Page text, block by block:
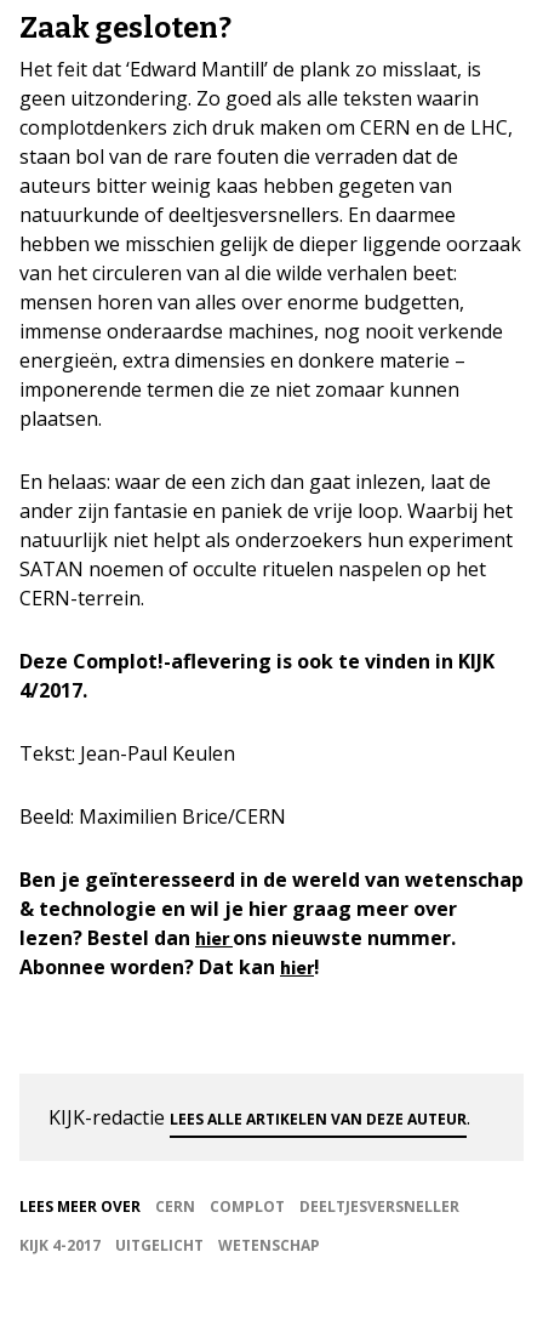
Zaak gesloten?
Het feit dat ‘Edward Mantill’ de plank zo misslaat, is
geen uitzondering. Zo goed als alle teksten waarin
complotdenkers zich druk maken om CERN en de LHC,
staan bol van de rare fouten die verraden dat de
auteurs bitter weinig kaas hebben gegeten van
natuurkunde of deeltjesversnellers. En daarmee
hebben we misschien gelijk de dieper liggende oorzaak
van het circuleren van al die wilde verhalen beet:
mensen horen van alles over enorme budgetten,
immense onderaardse machines, nog nooit verkende
energieën, extra dimensies en donkere materie –
imponerende termen die ze niet zomaar kunnen
plaatsen.
En helaas: waar de een zich dan gaat inlezen, laat de
ander zijn fantasie en paniek de vrije loop. Waarbij het
natuurlijk niet helpt als onderzoekers hun experiment
SATAN noemen of occulte rituelen naspelen op het
CERN-terrein.
Deze Complot!-aflevering is ook te vinden in KIJK
4/2017.
Tekst: Jean-Paul Keulen
Beeld: Maximilien Brice/CERN
Ben je geïnteresseerd in de wereld van wetenschap
& technologie en wil je hier graag meer over
lezen? Bestel dan hierons nieuwste nummer.
Abonnee worden? Dat kan hier!
KIJK-redactie LEES ALLE ARTIKELEN VAN DEZE AUTEUR.
LEES MEER OVER CERN COMPLOT
DEELTJESVERSNELLER
KIJK 4-2017
UITGELICHT WETENSCHAP